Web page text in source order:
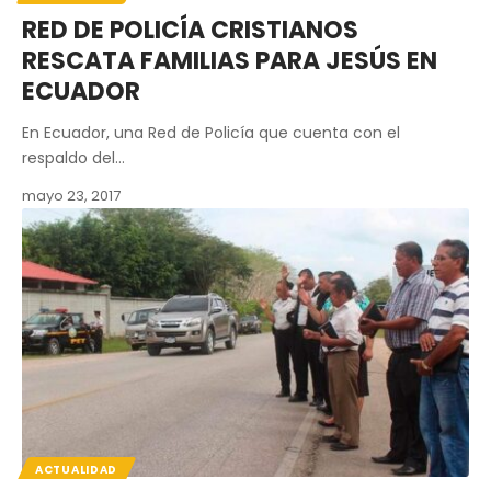
RED DE POLICÍA CRISTIANOS
RESCATA FAMILIAS PARA JESÚS EN
ECUADOR
En Ecuador, una Red de Policía que cuenta con el
respaldo del…
mayo 23, 2017
ACTUALIDAD